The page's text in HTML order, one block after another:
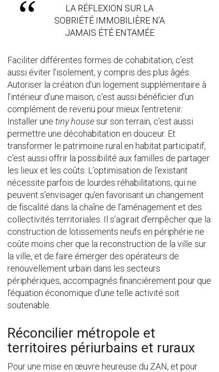
LA RÉFLEXION SUR LA
SOBRIÉTÉ IMMOBILIÈRE N’A
JAMAIS ÉTÉ ENTAMÉE
Faciliter différentes formes de cohabitation, c’est
aussi éviter l’isolement, y compris des plus âgés.
Autoriser la création d’un logement supplémentaire à
l’intérieur d’une maison, c’est aussi bénéficier d’un
complément de revenu pour mieux l’entretenir.
Installer une tiny housesur son terrain, c’est aussi
permettre une décohabitation en douceur. Et
transformer le patrimoine rural en habitat participatif,
c’est aussi offrir la possibilité aux familles de partager
les lieux et les coûts. L’optimisation de l’existant
nécessite parfois de lourdes réhabilitations, qui ne
peuvent s’envisager qu’en favorisant un changement
de fiscalité dans la chaîne de l’aménagement et des
collectivités territoriales. Il s’agirait d’empêcher que la
construction de lotissements neufs en périphérie ne
coûte moins cher que la reconstruction de la ville sur
la ville, et de faire émerger des opérateurs de
renouvellement urbain dans les secteurs
périphériques, accompagnés financièrement pour que
l’équation économique d’une telle activité soit
soutenable.
Réconcilier métropole et
territoires périurbains et ruraux
Pour une mise en œuvre heureuse du ZAN, et pour